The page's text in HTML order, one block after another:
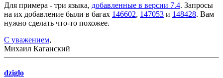
Для примера - три языка, добавленные в версии 7.4. Запросы
на их добавление были в багах 146602, 147053 и 148428. Вам
нужно сделать что-то похожее.
С уважением,
Михаил Каганский
dziglo